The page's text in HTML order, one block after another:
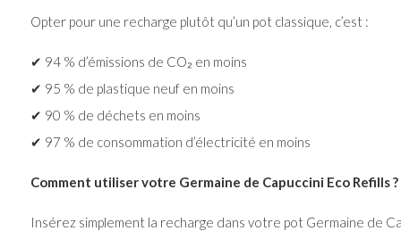
Opter pour une recharge plutôt qu’un pot classique, c’est :
✔ 94 % d’émissions de CO₂ en moins
✔ 95 % de plastique neuf en moins
✔ 90 % de déchets en moins
✔ 97 % de consommation d’électricité en moins
Comment utiliser votre Germaine de Capuccini Eco Refills ?
Insérez simplement la recharge dans votre pot Germaine de